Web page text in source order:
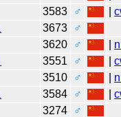
3583 ♂ |
3673
♂
3620 ♂
3551 ♂ |
3510 ♂
3584 ♂ |
3274
♂